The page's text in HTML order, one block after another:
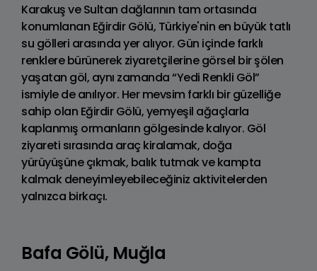
Karakuş ve Sultan dağlarının tam ortasında
konumlanan Eğirdir Gölü, Türkiye'nin en büyük tatlı
su gölleri arasında yer alıyor. Gün içinde farklı
renklere bürünerek ziyaretçilerine görsel bir şölen
yaşatan göl, aynı zamanda “Yedi Renkli Göl”
ismiyle de anılıyor. Her mevsim farklı bir güzelliğe
sahip olan Eğirdir Gölü, yemyeşil ağaçlarla
kaplanmış ormanların gölgesinde kalıyor. Göl
ziyareti sırasında araç kiralamak, doğa
yürüyüşüne çıkmak, balık tutmak ve kampta
kalmak deneyimleyebileceğiniz aktivitelerden
yalnızca birkaçı.
Bafa Gölü, Muğla